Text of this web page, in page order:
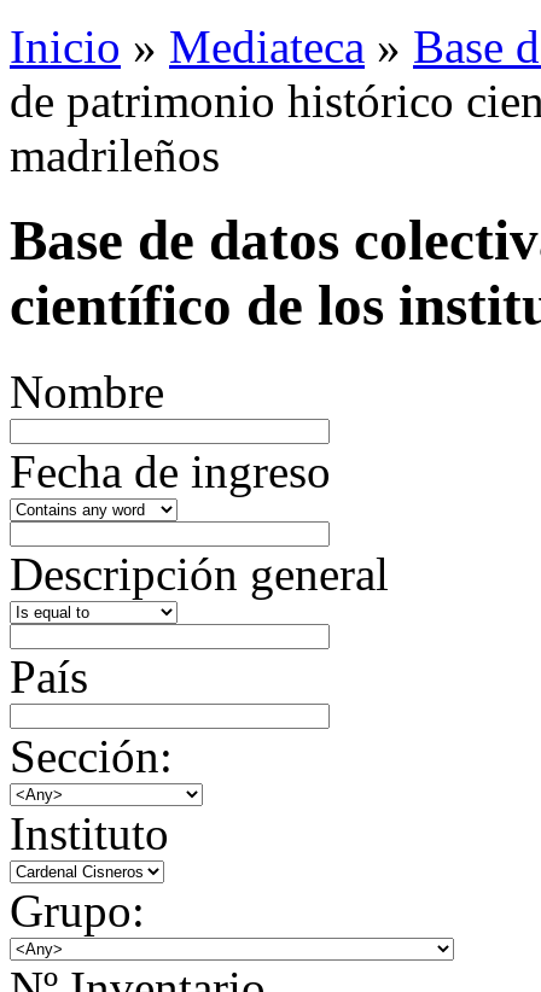
Inicio » Mediateca » Base
de patrimonio histórico
madrileños
Base de datos
científico de los
Nombre
Fecha de ingreso
Descripción general
País
Sección:
Instituto
Grupo: